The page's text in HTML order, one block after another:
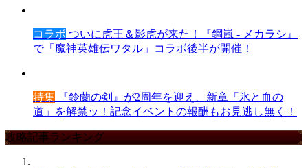
コラボ ついに虎王＆影虎が来た！『鋼嵐 - メカラシ』
で「魔神英雄伝ワタル」コラボ後半が開催！
特集 『鈴蘭の剣』が2周年を迎え、新章「氷と血の
道」を解禁ッ！記念イベントの報酬もお見逃し無く！
攻略記事ランキング